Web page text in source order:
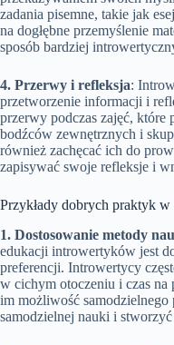
zadania pisemne, takie jak
na dogłębne przemyślenie
sposób bardziej
4. Przerwy i refleksja:
przetworzenie informacji i
przerwy podczas zajęć, które
bodźców zewnętrznych i
również zachęcać ich do
zapisywać swoje refleksje i
Przykłady dobrych praktyk
1. Dostosowanie metody
edukacji introwertyków jest
preferencji. Introwertycy
w cichym otoczeniu i czas
im możliwość samodzielnego
samodzielnej nauki i